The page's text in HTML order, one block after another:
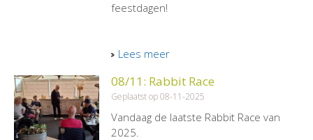
feestdagen!
Lees meer
08/11: Rabbit Race
Geplaatst op 08-11-2025
Vandaag de laatste Rabbit Race van
2025.